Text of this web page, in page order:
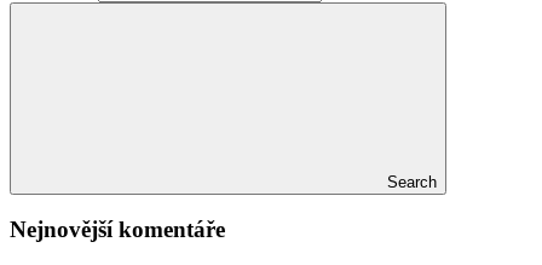
Search
Nejnovější komentáře